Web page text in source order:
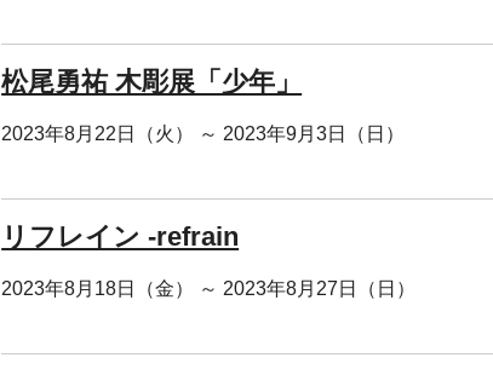
松尾勇祐 木彫展「少年」
2023年8月22日（火） ～ 2023年9月3日（日）
リフレイン -refrain
2023年8月18日（金） ～ 2023年8月27日（日）